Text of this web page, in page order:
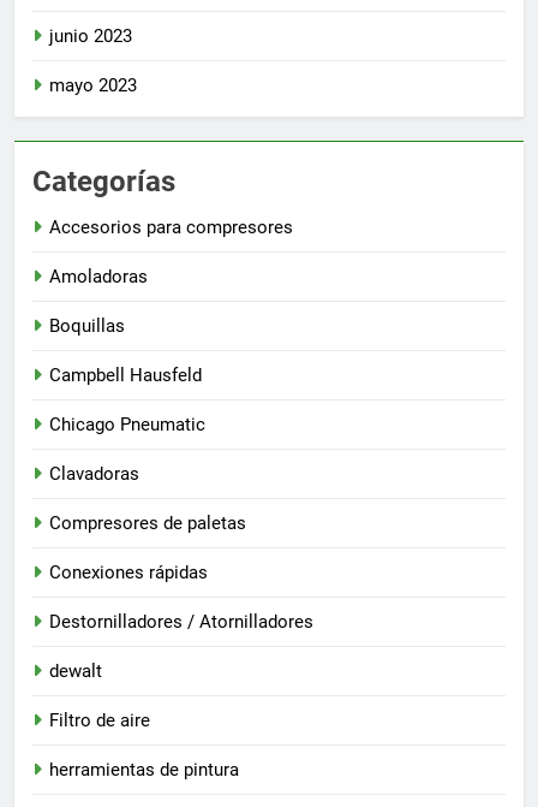
junio 2023
mayo 2023
Categorías
Accesorios para compresores
Amoladoras
Boquillas
Campbell Hausfeld
Chicago Pneumatic
Clavadoras
Compresores de paletas
Conexiones rápidas
Destornilladores / Atornilladores
dewalt
Filtro de aire
herramientas de pintura